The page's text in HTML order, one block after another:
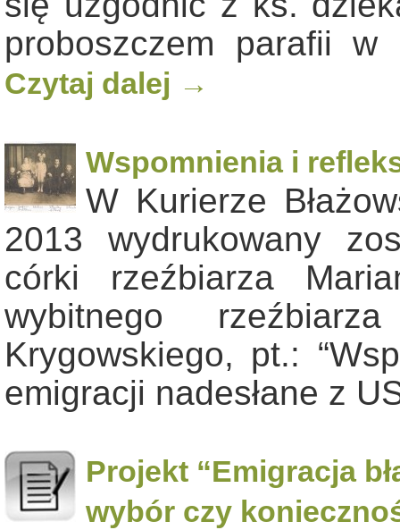
proboszczem parafii
Czytaj dalej →
Wspomnienia i
W Kurierze
2013 wydrukowany
córki rzeźbiarza
wybitnego
Krygowskiego, pt.:
emigracji nadesłane z
Projekt “Emigracja
wybór czy